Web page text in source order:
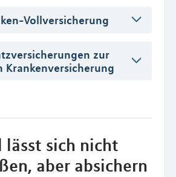
Vollversicherung
zur
Krankenversicherung
lässt sich nicht
aber absichern